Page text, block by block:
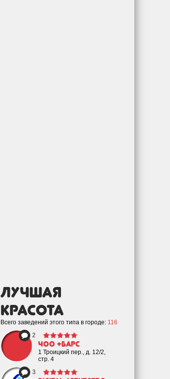
лучшая
Красота
Всего заведений этого типа в городе: 116
2
ЧОО +Барс
1 Троицкий пер., д. 12/2,
стр. 4
3